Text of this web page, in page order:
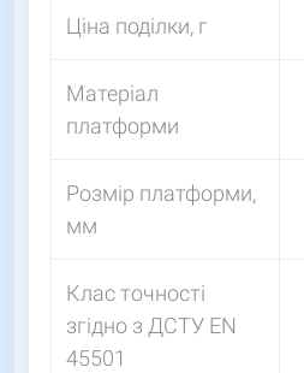
Ціна поділки, г
Матеріал
платформи
Розмір платформи,
мм
Клас точності
згідно з ДСТУ EN
45501